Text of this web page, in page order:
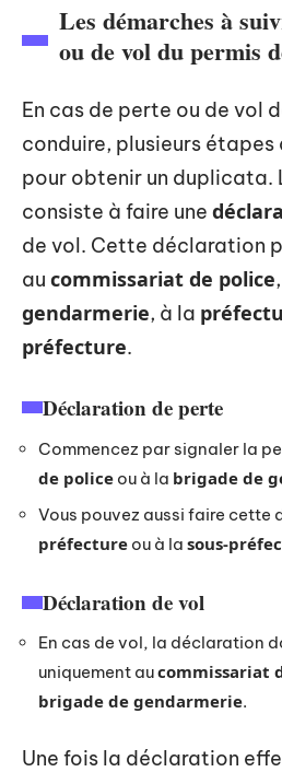
Les démarches à
ou de vol du permis
En cas de perte ou de vol
conduire, plusieurs
pour obtenir un duplicata.
consiste à faire une
de vol. Cette déclaration
au commissariat de police
gendarmerie, à la
préfecture.
Déclaration de perte
Commencez par signaler la
de police ou à la brigade de
Vous pouvez aussi faire cette
préfecture ou à la sous-
Déclaration de vol
En cas de vol, la déclaration
uniquement aucommissariat
brigade de gendarmerie.
Une fois la déclaration